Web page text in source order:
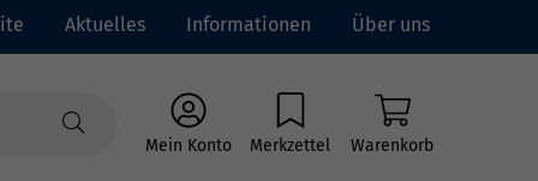
Aktuelles Informationen Über uns
Mein Konto Merkzettel Warenkorb